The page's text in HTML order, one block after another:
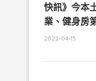
快訊》今本
業、健身房
2022-04-15